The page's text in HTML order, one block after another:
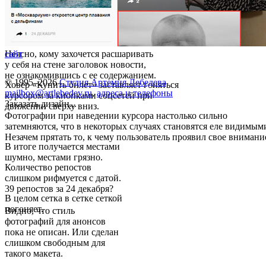
Неясно, кому захочется расшаривать
у себя на стене заголовок новости,
не ознакомившись с ее содержанием.
Ховер «Купить билет» заставляет гоняться
курсором за кнопками соцсетей при
движении сверху вниз.
Фотографии при наведении курсора настолько сильно
затемняются, что в некоторых случаях становятся еле
Незачем прятать то, к чему пользователь проявил свое
В итоге получается местами
шумно, местами грязно.
Количество репостов
слишком рифмуется с датой.
39 репостов за 24 декабря?
В целом сетка в сетке сеткой
погоняет.
Видно, что стиль
фотографий для анонсов
пока не описан. Или сделан
слишком свободным для
такого макета.
сайт
© 1995–2026 Студия Артемия Лебедева
mailbox@artlebedev.ru, адреса и телефоны
Заказать дизайн...